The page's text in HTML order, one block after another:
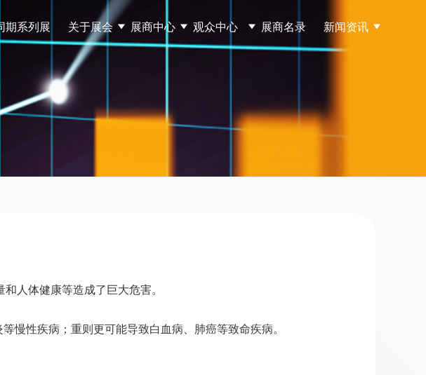
期系列展 关于展会 展商中心 观众中心 展商名录 新闻资讯
人体健康等造成了巨大危害。
慢性疾病；重则更可能导致白血病、肺癌等致命疾病。